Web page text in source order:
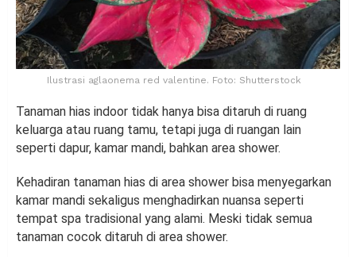
Ilustrasi aglaonema red valentine. Foto: Shutterstock
Tanaman hias indoor tidak hanya bisa ditaruh di ruang
keluarga atau ruang tamu, tetapi juga di ruangan lain
seperti dapur, kamar mandi, bahkan area shower.
Kehadiran tanaman hias di area shower bisa menyegarkan
kamar mandi sekaligus menghadirkan nuansa seperti
tempat spa tradisional yang alami. Meski tidak semua
tanaman cocok ditaruh di area shower.